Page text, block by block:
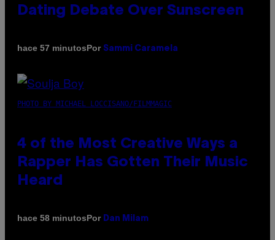
Dating Debate Over Sunscreen
hace 57 minutosPor Sammi Caramela
PHOTO BY MICHAEL LOCCISANO/FILMMAGIC
4 of the Most Creative Ways a
Rapper Has Gotten Their Music
Heard
hace 58 minutosPor Dan Milam